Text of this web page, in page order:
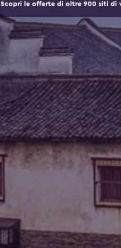
Scopri le offerte di oltre 900 siti di